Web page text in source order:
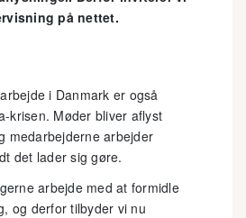
på nettet.
i Danmark er også
krisen. Møder bliver aflyst
medarbejderne arbejder
det lader sig gøre.
arbejde med at formidle
og derfor tilbyder vi nu